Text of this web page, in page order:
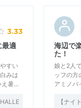
3.33
最適
すい
みは
え暑…
海辺で
た！
娘と2人
ッフの方
アミノバ
【ナイ